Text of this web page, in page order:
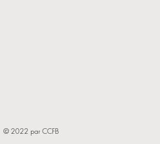
© 2022 par CCFB